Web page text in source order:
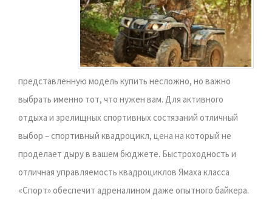
представленную модель купить несложно, но важно
выбрать именно тот, что нужен вам. Для активного
отдыха и зрелищных спортивных состязаний отличный
выбор – спортивный квадроцикл, цена на который не
проделает дыру в вашем бюджете. Быстроходность и
отличная управляемость квадроциклов Ямаха класса
«Спорт» обеспечит адреналином даже опытного байкера.